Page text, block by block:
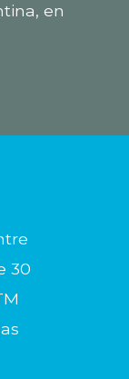
en
30